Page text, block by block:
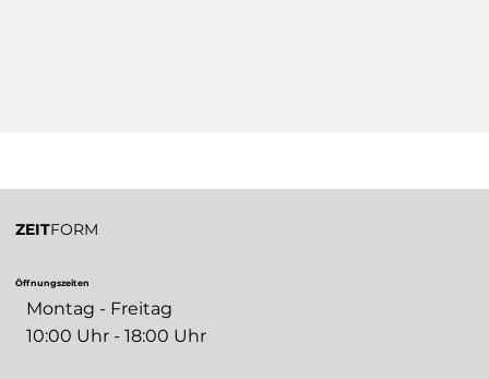
ZEITFORM
Öffnungszeiten
Montag - Freitag
10:00 Uhr - 18:00 Uhr